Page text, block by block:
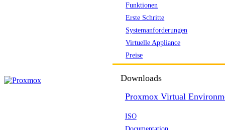
Funktionen
Erste Schritte
Systemanforderungen
Virtuelle Appliance
Preise
Downloads
Proxmox Virtual
ISO